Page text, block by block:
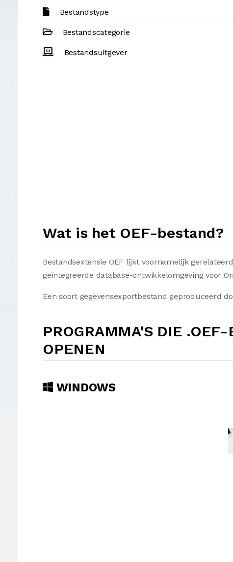
Bestandstype
Bestandscategorie
Bestandsuitgever
Wat is het OEF-bestand?
Bestandsextensie OEF lijkt voornamelijk
geïntegreerde database-ontwikkelomgeving voor
Een soort gegevensexportbestand geproduceerd
PROGRAMMA'S DIE
OPENEN
WINDOWS